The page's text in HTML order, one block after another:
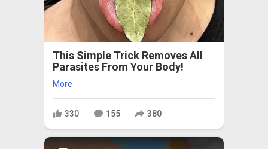
This Simple Trick Removes All
Parasites From Your Body!
More
330 155 380